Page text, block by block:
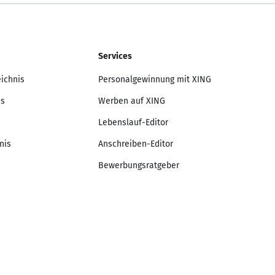
Services
Personalgewinnung mit XING
Werben auf XING
Lebenslauf-Editor
Anschreiben-Editor
Bewerbungsratgeber